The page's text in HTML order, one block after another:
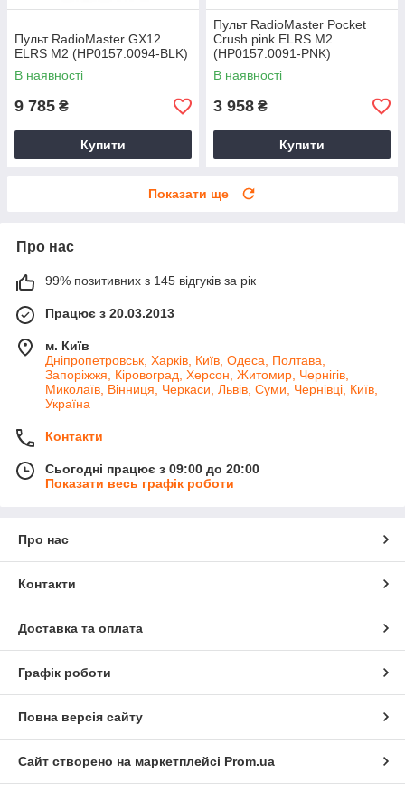
Пульт RadioMaster GX12
ELRS M2 (HP0157.0094-BLK)
В наявності
9 785 ₴
Купити
Пульт RadioMaster Pocket
Crush pink ELRS M2
(HP0157.0091-PNK)
В наявності
3 958 ₴
Купити
Показати ще
Про нас
99% позитивних з 145 відгуків за рік
Працює з 20.03.2013
м. Київ
Дніпропетровськ, Харків, Київ, Одеса, Полтава,
Запоріжжя, Кіровоград, Херсон, Житомир, Чернігів,
Миколаїв, Вінниця, Черкаси, Львів, Суми, Чернівці, Київ,
Україна
Контакти
Сьогодні працює з 09:00 до 20:00
Показати весь графік роботи
Про нас
Контакти
Доставка та оплата
Графік роботи
Повна версія сайту
Сайт створено на маркетплейсі Prom.ua